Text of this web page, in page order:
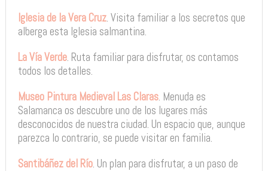
Iglesia de la Vera Cruz. Visita familiar a los secretos que
alberga esta Iglesia salmantina.
La Vía Verde. Ruta familiar para disfrutar, os contamos
todos los detalles.
Museo Pintura Medieval Las Claras. Menuda es
Salamanca os descubre uno de los lugares más
desconocidos de nuestra ciudad. Un espacio que, aunque
parezca lo contrario, se puede visitar en familia.
Santibáñez del Río. Un plan para disfrutar, a un paso de